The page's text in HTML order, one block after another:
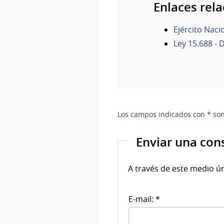
Enlaces
Ejército
Ley 15.688 -
Los campos indicados con *
Enviar una
A través de este medio
E-mail: *